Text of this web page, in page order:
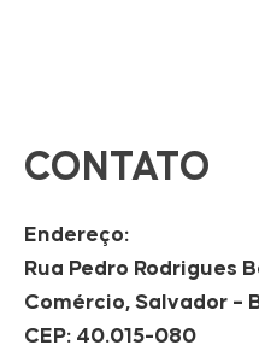
CONTATO
Endereço:
Rua Pedro Rodrigues
Comércio, Salvador –
CEP: 40.015-080